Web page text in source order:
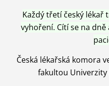
Každý třetí český
vyhoření. Cítí se na
Česká lékařská komora
fakultou Univerzity